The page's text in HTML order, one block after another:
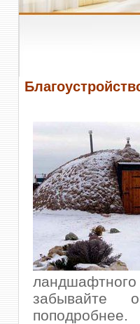
забывайте
поподробнее.